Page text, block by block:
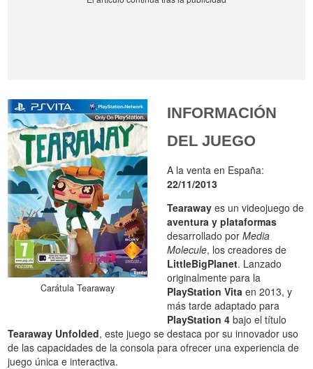
Carátula Tearaway
INFORMACIÓN
DEL JUEGO
A la venta en España:
22/11/2013
Tearaway es un videojuego de
aventura y plataformas
desarrollado porMedia
Molecule, los creadores de
LittleBigPlanet. Lanzado
originalmente para la
PlayStation Vita en 2013, y
más tarde adaptado para
PlayStation 4 bajo el título
Tearaway Unfolded, este juego se destaca por su innovador uso
de las capacidades de la consola para ofrecer una experiencia de
juego única e interactiva.